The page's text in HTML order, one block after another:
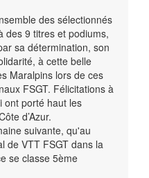
des sélectionnés
des 9 titres et podiums,
sa détermination, son
à cette belle
Maralpins lors de ces
FSGT. Félicitations à
ont porté haut les
d’Azur.
suivante, qu'au
de VTT FSGT dans la
se classe 5ème